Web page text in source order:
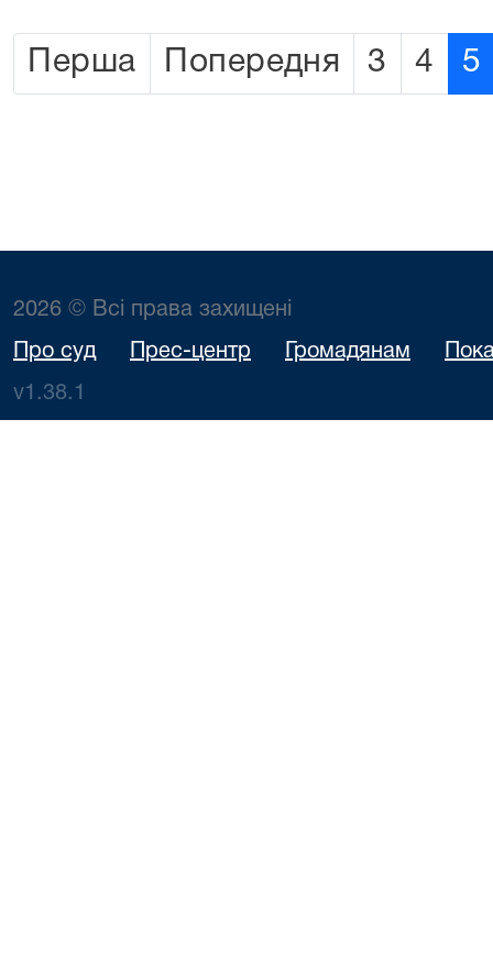
Перша Попередня 3 4 5
2026 © Всі права захищені
Про суд Прес-центр Громадянам
v1.38.1